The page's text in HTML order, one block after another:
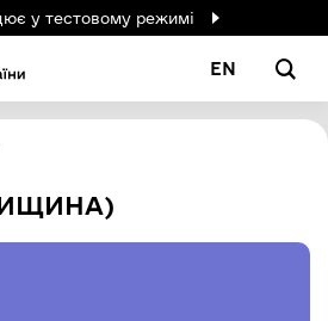
у тестовому режимі
EN